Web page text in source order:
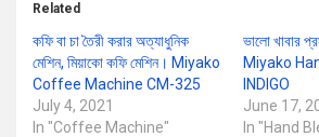
Related
কফি বা চা তৈরী করার অত্যাধুনিক
মেশিন, মিয়াকো কফি মেশিন। Miyako
Coffee Machine CM-325
July 4, 2021
In "Coffee Machine"
ভালো খাবার
Miyako
INDIGO
June 17,
In "Hand